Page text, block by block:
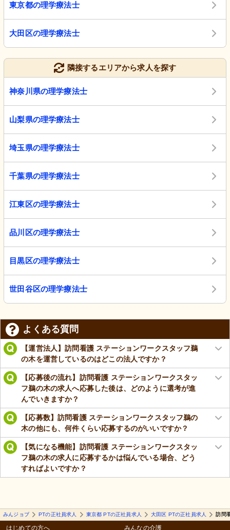
東京都の理学療法士
大田区の理学療法士
隣接するエリアから求人を探す
神奈川県の理学療法士
山梨県の理学療法士
埼玉県の理学療法士
千葉県の理学療法士
江東区の理学療法士
品川区の理学療法士
目黒区の理学療法士
世田谷区の理学療法士
よくある質問
【運営法人】訪問看護 ステーションワークスタッフ鵜
の木を運営しているのはどこの法人ですか？
【応募後の流れ】訪問看護 ステーションワークスタッ
フ鵜の木の求人へ応募した後は、どのように選考が進
んでいきますか？
【応募数】訪問看護 ステーションワークスタッフ鵜の
木の他にも、何件くらい応募するのがいいですか？
【気になる機能】訪問看護 ステーションワークスタッ
フ鵜の木の求人に応募するかは悩んでいる場合、どう
すればよいですか？
みんジョブ PTの正社員求人 東京都 PTの正社員求人 大田区 PTの正社員求人 訪問
はじめての方へ みんなの介護